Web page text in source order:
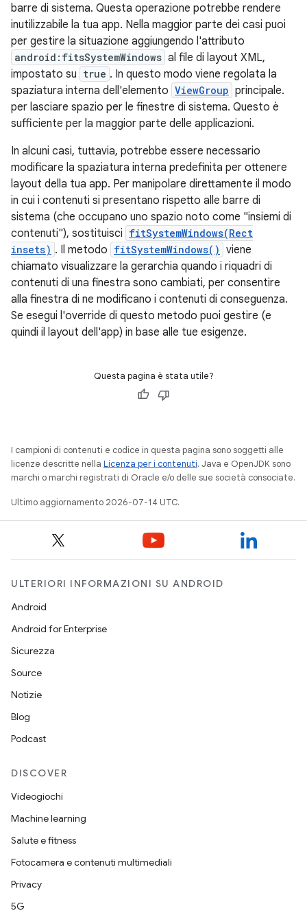
barre di sistema. Questa operazione potrebbe rendere
inutilizzabile la tua app. Nella maggior parte dei casi puoi
per gestire la situazione aggiungendo l'attributo
android:fitsSystemWindows al file di layout XML,
impostato su true . In questo modo viene regolata la
spaziatura interna dell'elemento ViewGroup principale.
per lasciare spazio per le finestre di sistema. Questo è
sufficiente per la maggior parte delle applicazioni.
In alcuni casi, tuttavia, potrebbe essere necessario
modificare la spaziatura interna predefinita per ottenere
layout della tua app. Per manipolare direttamente il modo
in cui i contenuti si presentano rispetto alle barre di
sistema (che occupano uno spazio noto come "insiemi di
contenuti"), sostituisci fitSystemWindows(Rect
insets) . Il metodo fitSystemWindows() viene
chiamato visualizzare la gerarchia quando i riquadri di
contenuti di una finestra sono cambiati, per consentire
alla finestra di ne modificano i contenuti di conseguenza.
Se esegui l'override di questo metodo puoi gestire (e
quindi il layout dell'app) in base alle tue esigenze.
Questa pagina è stata utile?
I campioni di contenuti e codice in questa pagina sono soggetti alle
licenze descritte nella Licenza per i contenuti. Java e OpenJDK sono
marchi o marchi registrati di Oracle e/o delle sue società consociate.
Ultimo aggiornamento 2026-07-14 UTC.
ULTERIORI INFORMAZIONI SU ANDROID
Android
Android for Enterprise
Sicurezza
Source
Notizie
Blog
Podcast
DISCOVER
Videogiochi
Machine learning
Salute e fitness
Fotocamera e contenuti multimediali
Privacy
5G